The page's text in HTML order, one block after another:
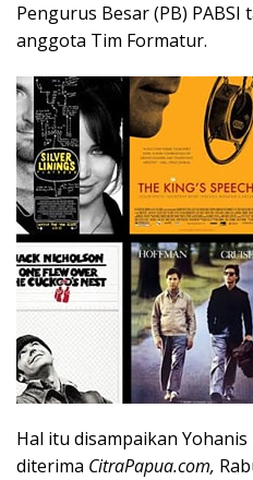
Pengurus Besar (PB)
anggota Tim Formatur.
Hal itu disampaikan
diterima CitraPapua.com,